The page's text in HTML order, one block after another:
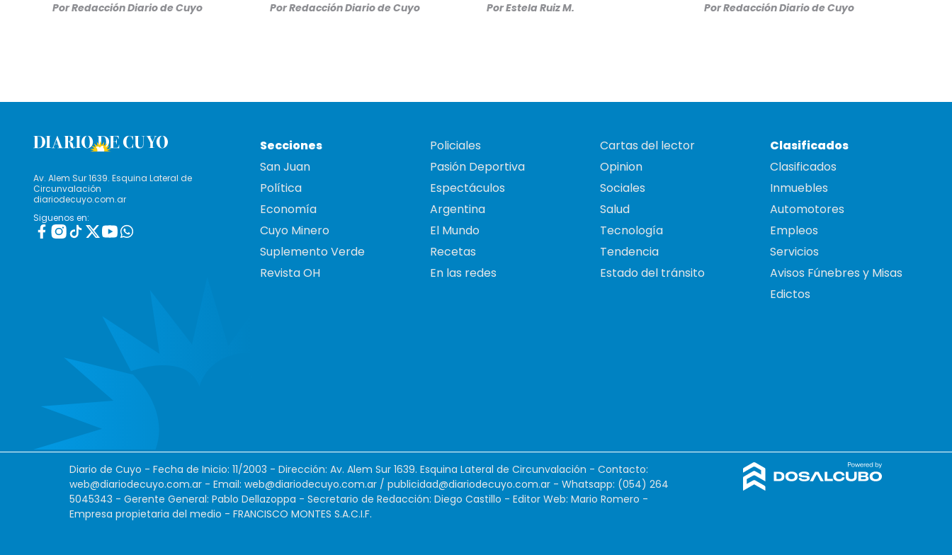
PorRedacción Diario de Cuyo PorRedacción Diario de Cuyo PorEstela Ruiz M. PorRedacción Diario de Cuyo
Av. Alem Sur 1639. Esquina Lateral de
Circunvalación
diariodecuyo.com.ar
Siguenos en:
Secciones
San Juan
Política
Economía
Cuyo Minero
Suplemento Verde
Revista OH
Policiales
Pasión Deportiva
Espectáculos
Argentina
El Mundo
Recetas
En las redes
Cartas del lector
Opinion
Sociales
Salud
Tecnología
Tendencia
Estado del tránsito
Clasificados
Clasificados
Inmuebles
Automotores
Empleos
Servicios
Avisos Fúnebres y Misas
Edictos
Diario de Cuyo - Fecha de Inicio: 11/2003 - Dirección: Av. Alem Sur 1639. Esquina Lateral de Circunvalación - Contacto:
web@diariodecuyo.com.ar - Email: web@diariodecuyo.com.ar / publicidad@diariodecuyo.com.ar - Whatsapp: (054) 264
5045343 - Gerente General: Pablo Dellazoppa - Secretario de Redacción: Diego Castillo - Editor Web: Mario Romero -
Empresa propietaria del medio - FRANCISCO MONTES S.A.C.I.F.